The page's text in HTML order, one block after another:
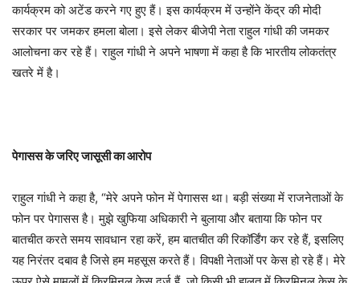
कार्यक्रम को अटेंड करने गए हुए हैं। इस कार्यक्रम में उन्होंने केंद्र की मोदी
सरकार पर जमकर हमला बोला। इसे लेकर बीजेपी नेता राहुल गांधी की जमकर
आलोचना कर रहे हैं। राहुल गांधी ने अपने भाषणा में कहा है कि भारतीय लोकतंत्र
खतरे में है।
पेगासस के जरिए जासूसी का आरोप
राहुल गांधी ने कहा है, “मेरे अपने फोन में पेगासस था। बड़ी संख्या में राजनेताओं के
फोन पर पेगासस है। मुझे खुफिया अधिकारी ने बुलाया और बताया कि फोन पर
बातचीत करते समय सावधान रहा करें, हम बातचीत की रिकॉर्डिंग कर रहे हैं, इसलिए
यह निरंतर दबाव है जिसे हम महसूस करते हैं। विपक्षी नेताओं पर केस हो रहे हैं। मेरे